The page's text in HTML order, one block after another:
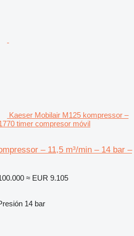
Kaeser Mobilair M125 kompressor –
timer compresor móvil
– 11,5 m³/min – 14 bar –
≈ EUR 9.105
14 bar